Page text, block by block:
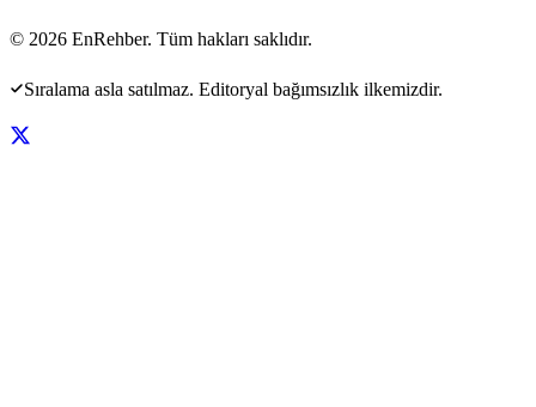
© 2026 EnRehber. Tüm hakları saklıdır.
Sıralama asla satılmaz. Editoryal bağımsızlık ilkemizdir.